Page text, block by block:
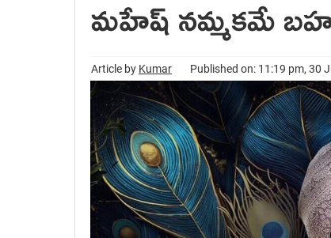
మహేష్ నమ్మకమే
Article by Kumar Published on: 11:19 pm, 30